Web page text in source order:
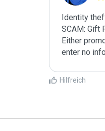
Identity
SCAM: Gift
Either
enter no info
Hilfreich